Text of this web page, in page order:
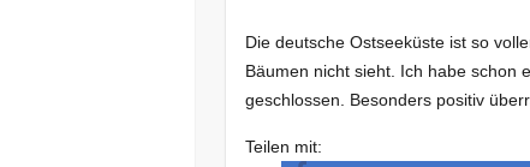
Die deutsche Ostseeküste ist so
Bäumen nicht sieht. Ich habe schon
geschlossen. Besonders positiv
Teilen mit: